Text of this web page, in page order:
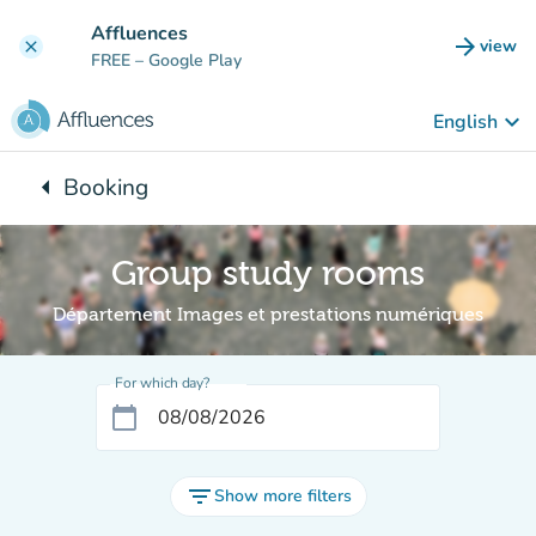
clear Affluences
FREE – Google Play arrow_forward view
(new
English keyboard_arrow_down
arrow_leftBack to:
Booking
Group study rooms
Département Images et prestations numériques
For which day?
calendar_today
filter_listShow more filters